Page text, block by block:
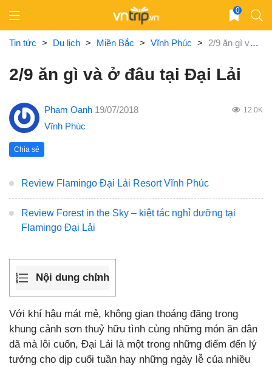
content
0
Tin tức > Du lịch > Miền Bắc > Vĩnh Phúc > 2/9 ăn gì và ở đâu tại Đại Lải
2/9 ăn gì và ở đâu tại Đại Lải
Phạm Oanh 19/07/2018 12.0K
Vĩnh Phúc
Chia sẻ
Review Flamingo Đại Lải Resort Vĩnh Phúc
Review Forest in the Sky – kiệt tác nghỉ dưỡng tại
Flamingo Đại Lải
Nội dung chính
Với khí hậu mát mẻ, không gian thoáng đãng trong
khung cảnh sơn thuỷ hữu tình cùng những món ăn dân
dã mà lôi cuốn, Đại Lải là một trong những điểm đến lý
tưởng cho dịp cuối tuần hay những ngày lễ của nhiều